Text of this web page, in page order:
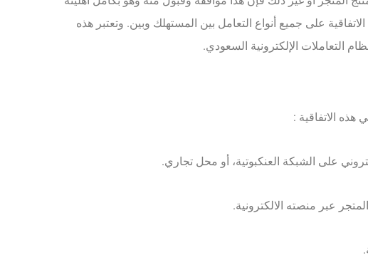
على جميع أنواع التعامل بين المستهلك وبين. وتعتبر هذه
التعاملات الإلكترونية السعودي.
هذه الاتفاقية :